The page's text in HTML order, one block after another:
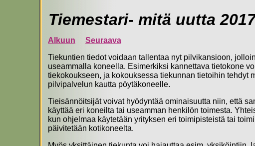
Tiemestari- mitä uutta
Alkuun
Seuraava
Tiekuntien tiedot voidaan tallentaa nyt pilvikansioon,
useammalla koneella. Esimerkiksi kannettava tietokone
tiekokoukseen, ja kokouksessa tiekunnan tietoihin tehdyt
pilvipalvelun kautta pöytäkoneelle.
Tieisännöitsijät voivat hyödyntää ominaisuutta niin, että
käyttää eri koneilta tai useamman henkilön toimesta.
kun ohjelmaa käytetään yrityksen eri toimipisteistä tai
päivitetään kotikoneelta.